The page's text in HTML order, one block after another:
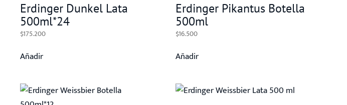
Erdinger Dunkel Lata
500ml*24
$175.200
Añadir
Erdinger Pikantus Botella
500ml
$16.500
Añadir